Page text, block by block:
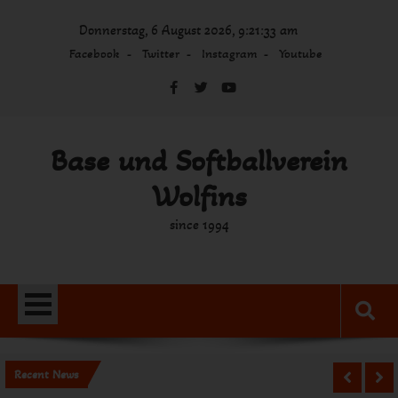
Donnerstag, 6 August 2026, 9:21:33 am
Facebook Twitter Instagram Youtube
Base und Softballverein
Wolfins
since 1994
Recent News